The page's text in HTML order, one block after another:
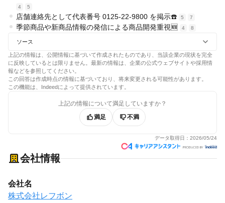
4 5
店舗連絡先として代表番号 0125-22-9800 を掲示☎️ 5 7
季節商品や新商品情報の発信による商品開発重視🆕 4 8
ソース
上記の情報は、公開情報に基づいて作成されたものであり、当該企業の現状を完全
に反映しているとは限りません。最新の情報は、企業の公式ウェブサイトや採用情
報などを参照してください。
この回答は作成時点の情報に基づいており、将来変更される可能性があります。
この機能は、Indeedによって提供されています。
上記の情報について満足していますか？
満足
不満
データ取得日： 2026/05/24
会社情報
会社名
株式会社レフボン